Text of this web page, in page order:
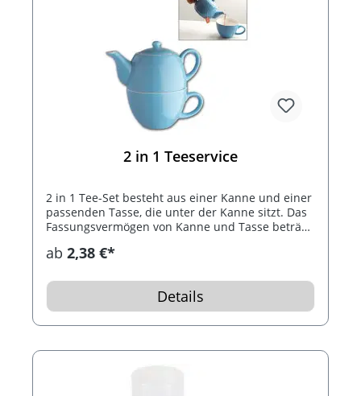
2 in 1 Teeservice
2 in 1 Tee-Set besteht aus einer Kanne und einer
passenden Tasse, die unter der Kanne sitzt. Das
Fassungsvermögen von Kanne und Tasse beträgt
Spülmaschine geeignet.
ab 2,38 €*
Details